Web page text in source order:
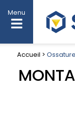
Menu
Accueil >